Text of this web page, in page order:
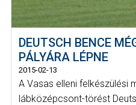
DEUTSCH BENCE
PÁLYÁRA LÉPNE
2015-02-13
A Vasas elleni felkészülési
lábközépcsont-törést